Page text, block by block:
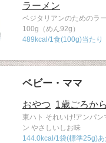
ラーメン
ベジタリアンのためのラ
100g（めん92g）
489kcal/1食(100g)当たり
ベビー・ママ
おやつ 1歳ごろから
東ハト それいけ!アンパ
ン やさしいしお味
144.0kcal/1袋(標準25g)あ